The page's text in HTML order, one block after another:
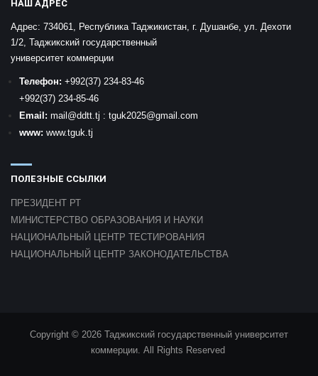
НАШ АДРЕС
Адрес: 734061, Республика Таджикистан, г. Душанбе, ул. Дехоти
1/2, Таджикский государственный
университет коммерции
Телефон: +992(37) 234-83-46
+992(37) 234-85-46
Email: mail @ddtt.tj : tguk2025@gmail.com
www: www.tguk.tj
ПОЛЕЗНЫЕ ССЫЛКИ
ПРЕЗИДЕНТ РТ
МИНИСТЕРСТВО ОБРАЗОВАНИЯ И НАУКИ
НАЦИОНАЛЬНЫЙ ЦЕНТР ТЕСТИРОВАНИЯ
НАЦИОНАЛЬНЫЙ ЦЕНТР ЗАКОНОДАТЕЛЬСТВА
Copyright © 2026 Таджикский государственный университет
коммерции. All Rights Reserved